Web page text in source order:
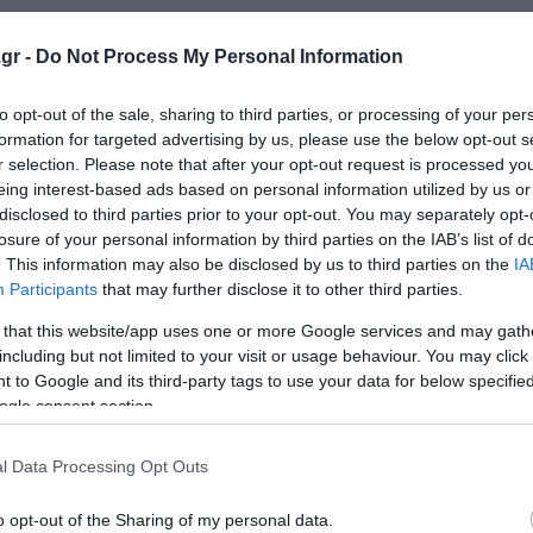
- Do Not Process My Personal Information
opt-out of the sale, sharing to third parties, or processing of your
for targeted advertising by us, please use the below opt-out
selection. Please note that after your opt-out request is processed
interest-based ads based on personal information utilized by us
to third parties prior to your opt-out. You may separately
of your personal information by third parties on the IAB’s list of
This information may also be disclosed by us to third parties on the
Participants that may further disclose it to other third parties.
that this website/app uses one or more Google services and may
but not limited to your visit or usage behaviour. You may
to Google and its third-party tags to use your data for below
consent section.
Data Processing Opt Outs
opt-out of the Sharing of my personal data.
αποδεσμευτούν οι πόροι και θα ανοίξουν οι
και το δεύτερο μέτρο που αφορά τους δημόσιους
ευρώ το μήνα από το Ευρωπαϊκό Κοινωνικό Κλιματικό
περιοχές είτε σε νησιά.
μαμάδες, η υπουργός εξήγησε πως έγινε λάθος από
όσο καιρό το έχουν χάσει, οι μητέρες θα πάρουν τα
κλήρωση των 1.000 ευρώ που γίνεται σε δικαιούχους
και 2 του μηνός θα μάθουν εάν είναι δικαιούχοι»